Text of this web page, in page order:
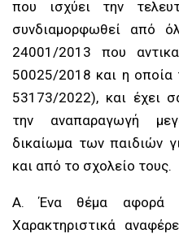
που ισχύει την
συνδιαμορφωθεί από
24001/2013 που
50025/2018 και η οποία
53173/2022), και έχει
την αναπαραγωγή
δικαίωμα των παιδιών
και από το σχολείο τους.
Α. Ένα θέμα αφορά
Χαρακτηριστικά